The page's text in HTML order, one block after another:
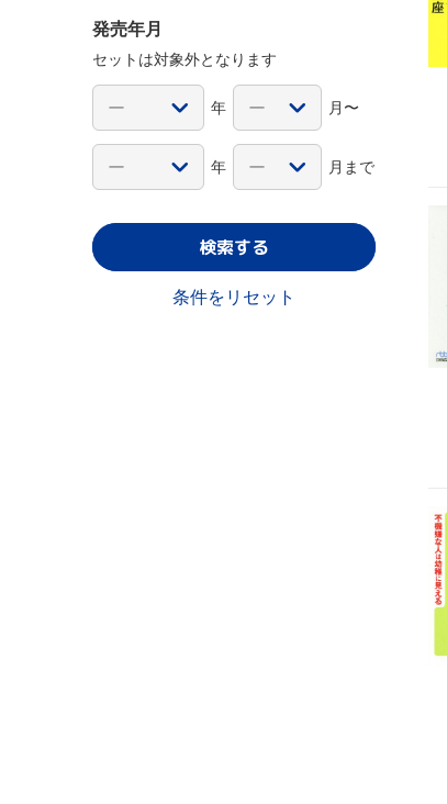
発売年月
セットは対象外となります
年 月〜
年 月まで
検索する
条件をリセット